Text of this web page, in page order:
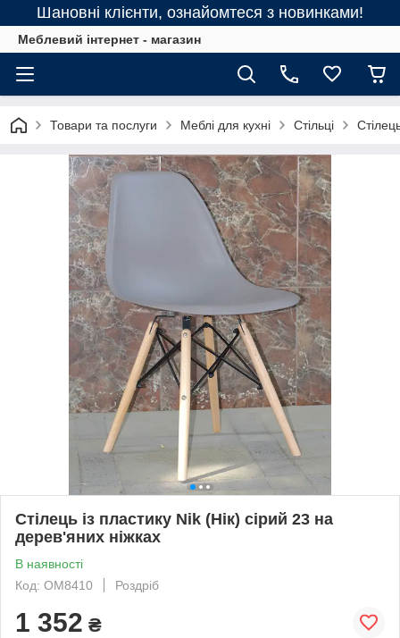
Шановні клієнти, ознайомтеся з новинками!
Меблевий інтернет - магазин
Товари та послуги Меблі для кухні Стільці
Стілець із пластику Nik (Нік) сірий 23 на
дерев'яних ніжках
В наявності
Код: ОМ8410
Роздріб
1 352 ₴